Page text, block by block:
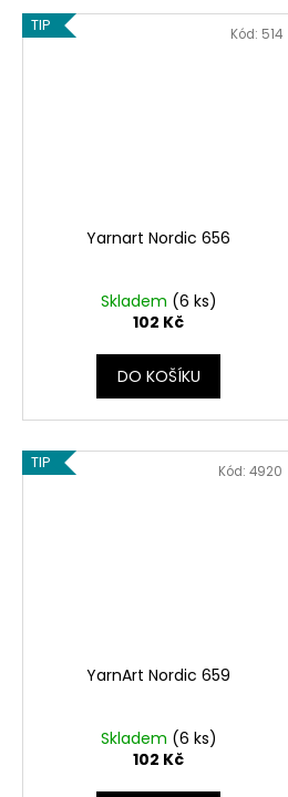
TIP
Yarnart Nordic 656
Skladem (6 ks)
102 Kč
DO KOŠÍKU
Kód: 514
TIP
YarnArt Nordic 659
Skladem (6 ks)
102 Kč
Kód:4920